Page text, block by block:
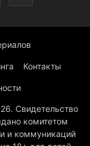
Контакты
Свидетельство
комитетом
и коммуникаций